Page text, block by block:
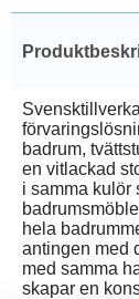
badrum,
en vitlackad
i samma kulör
hela
antingen med
med samma
skapar en